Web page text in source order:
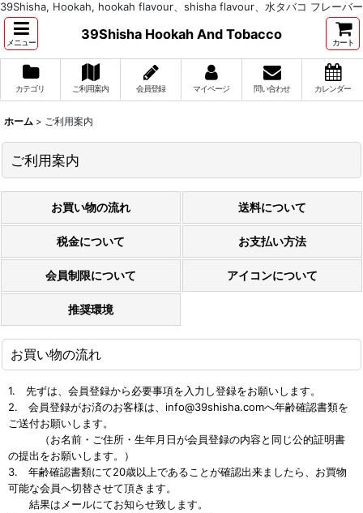
39Shisha, Hookah, hookah flavour、shisha flavour、水タバコ フレーバー
メニュー
39Shisha Hookah And Tobacco
カート
カテゴリ ご利用案内 会員登録 マイページ 問い合わせ カレンダー
ホーム > ご利用案内
ご利用案内
お買い物の流れ 送料について
税金について お支払い方法
会員制限について アイコンについて
推奨環境
お買い物の流れ
1. 先ずは、会員登録から必要事項を入力し登録をお願いします。
2. 会員登録がお済のお客様は、info@39shisha.comへ年齢確認書類を
ご送付お願いします。
（お名前・ご住所・生年月日が会員登録の内容と同じ公的証明書
の提出をお願いします。）
3. 年齢確認書類にて20歳以上であることが確認出来ましたら、お買物
可能な会員へ切替させて頂きます。
結果はメールにてお知らせ致します。